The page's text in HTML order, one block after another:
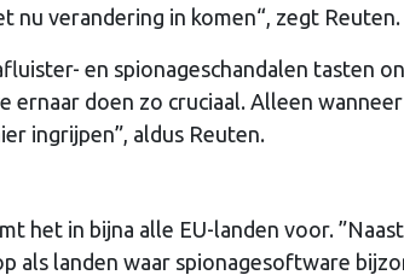
nu verandering in komen“, zegt Reuten.
en spionageschandalen tasten
ernaar doen zo cruciaal. Alleen
ingrijpen”, aldus Reuten.
het in bijna alle EU-landen voor. ”Naast
als landen waar spionagesoftware